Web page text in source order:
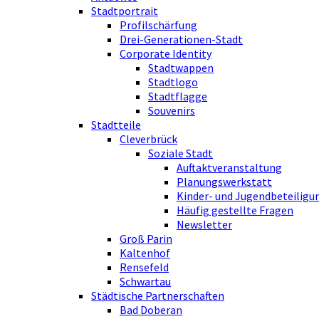
Stadtportrait
Profilschärfung
Drei-Generationen-Stadt
Corporate Identity
Stadtwappen
Stadtlogo
Stadtflagge
Souvenirs
Stadtteile
Cleverbrück
Soziale Stadt
Auftaktveranstaltung
Planungswerkstatt
Kinder- und
Häufig gestellte Fragen
Newsletter
Groß Parin
Kaltenhof
Rensefeld
Schwartau
Städtische Partnerschaften
Bad Doberan